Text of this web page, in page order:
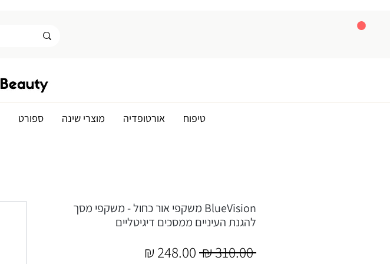
טיפוח אורטופדיה מוצרי שינה ספורט
BlueVision משקפי אור כחול - משקפי מסך
להגנת העיניים ממסכים דיגיטליים
‏310.00 ‏₪
מחיר